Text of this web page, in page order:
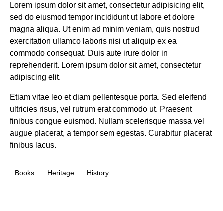
Lorem ipsum dolor sit amet, consectetur adipisicing elit,
sed do eiusmod tempor incididunt ut labore et dolore
magna aliqua. Ut enim ad minim veniam, quis nostrud
exercitation ullamco laboris nisi ut aliquip ex ea
commodo consequat. Duis aute irure dolor in
reprehenderit. Lorem ipsum dolor sit amet, consectetur
adipiscing elit.
Etiam vitae leo et diam pellentesque porta. Sed eleifend
ultricies risus, vel rutrum erat commodo ut. Praesent
finibus congue euismod. Nullam scelerisque massa vel
augue placerat, a tempor sem egestas. Curabitur placerat
finibus lacus.
Books Heritage History